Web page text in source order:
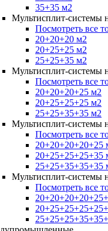
35+35 м2
Мультисплит-системы
Посмотреть все
20+20+20 м2
20+25+25 м2
25+25+35 м2
Мультисплит-системы
Посмотреть все
20+20+20+25 м2
20+25+25+25 м2
25+25+35+35 м2
Мультисплит-системы
Посмотреть все
20+20+20+20+25
20+25+25+25+35
25+25+35+35+35
Мультисплит-системы
Посмотреть все